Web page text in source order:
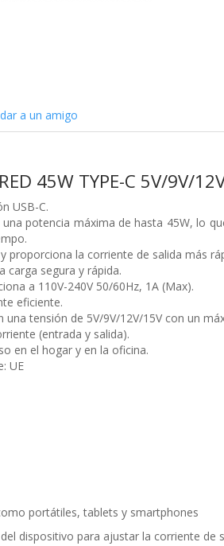
a un amigo
45W TYPE-C 5V/9V/
USB-C.
potencia máxima de hasta 45W, lo
proporciona la corriente de salida más
carga segura y rápida.
a 110V-240V 50/60Hz, 1A (Max).
eficiente.
tensión de 5V/9V/12V/15V con un
(entrada y salida).
en el hogar y en la oficina.
UE
portátiles, tablets y smartphones
dispositivo para ajustar la corriente de